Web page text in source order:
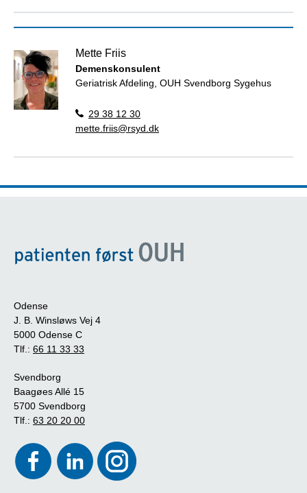
Mette Friis
Demenskonsulent
Geriatrisk Afdeling, OUH Svendborg Sygehus
29 38 12 30
mette.friis@rsyd.dk
Odense
J. B. Winsløws Vej 4
5000 Odense C
Tlf.: 66 11 33 33
Svendborg
Baagøes Allé 15
5700 Svendborg
Tlf.: 63 20 20 00